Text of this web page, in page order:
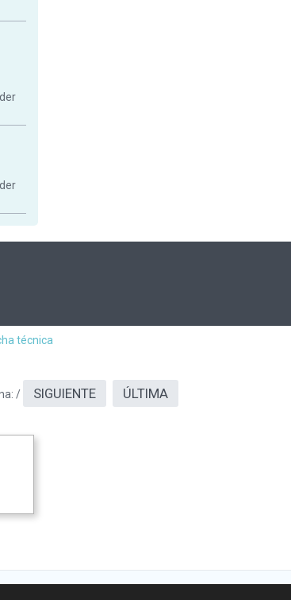
técnica
/ SIGUIENTE ÚLTIMA